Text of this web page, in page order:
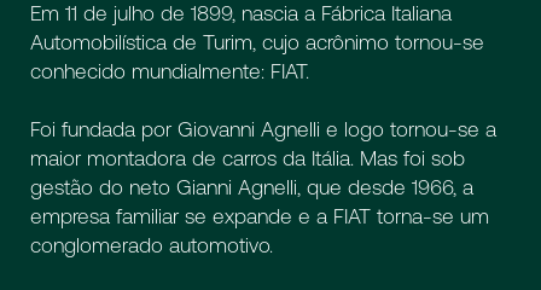
Em 11 de julho de 1899, nascia a Fábrica Italiana
Automobilística de Turim, cujo acrônimo tornou-se
conhecido mundialmente: FIAT.
Foi fundada por Giovanni Agnelli e logo tornou-se a
maior montadora de carros da Itália. Mas foi sob
gestão do neto Gianni Agnelli, que desde 1966, a
empresa familiar se expande e a FIAT torna-se um
conglomerado automotivo.